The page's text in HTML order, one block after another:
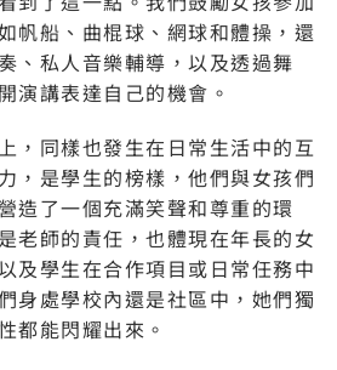
帆船、曲棍球、網球和體操，還
、私人音樂輔導，以及透過舞
演講表達自己的機會。
，同樣也發生在日常生活中的互
，是學生的榜樣，他們與女孩們
造了一個充滿笑聲和尊重的環
老師的責任，也體現在年長的女
及學生在合作項目或日常任務中
身處學校內還是社區中，她們獨
都能閃耀出來。